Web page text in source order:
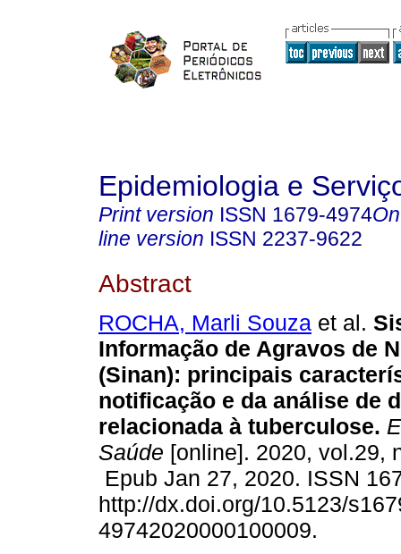
Epidemiologia e
Print version ISSN 1679-4974
line version ISSN 2237-9622
Abstract
ROCHA, Marli Souza et al.
Informação de Agravos de
(Sinan): principais
notificação e da análise de
relacionada à tuberculose.
Saúde [online]. 2020, vol.29,
Epub Jan 27, 2020. ISSN
http://dx.doi.org/10.5123/
49742020000100009.